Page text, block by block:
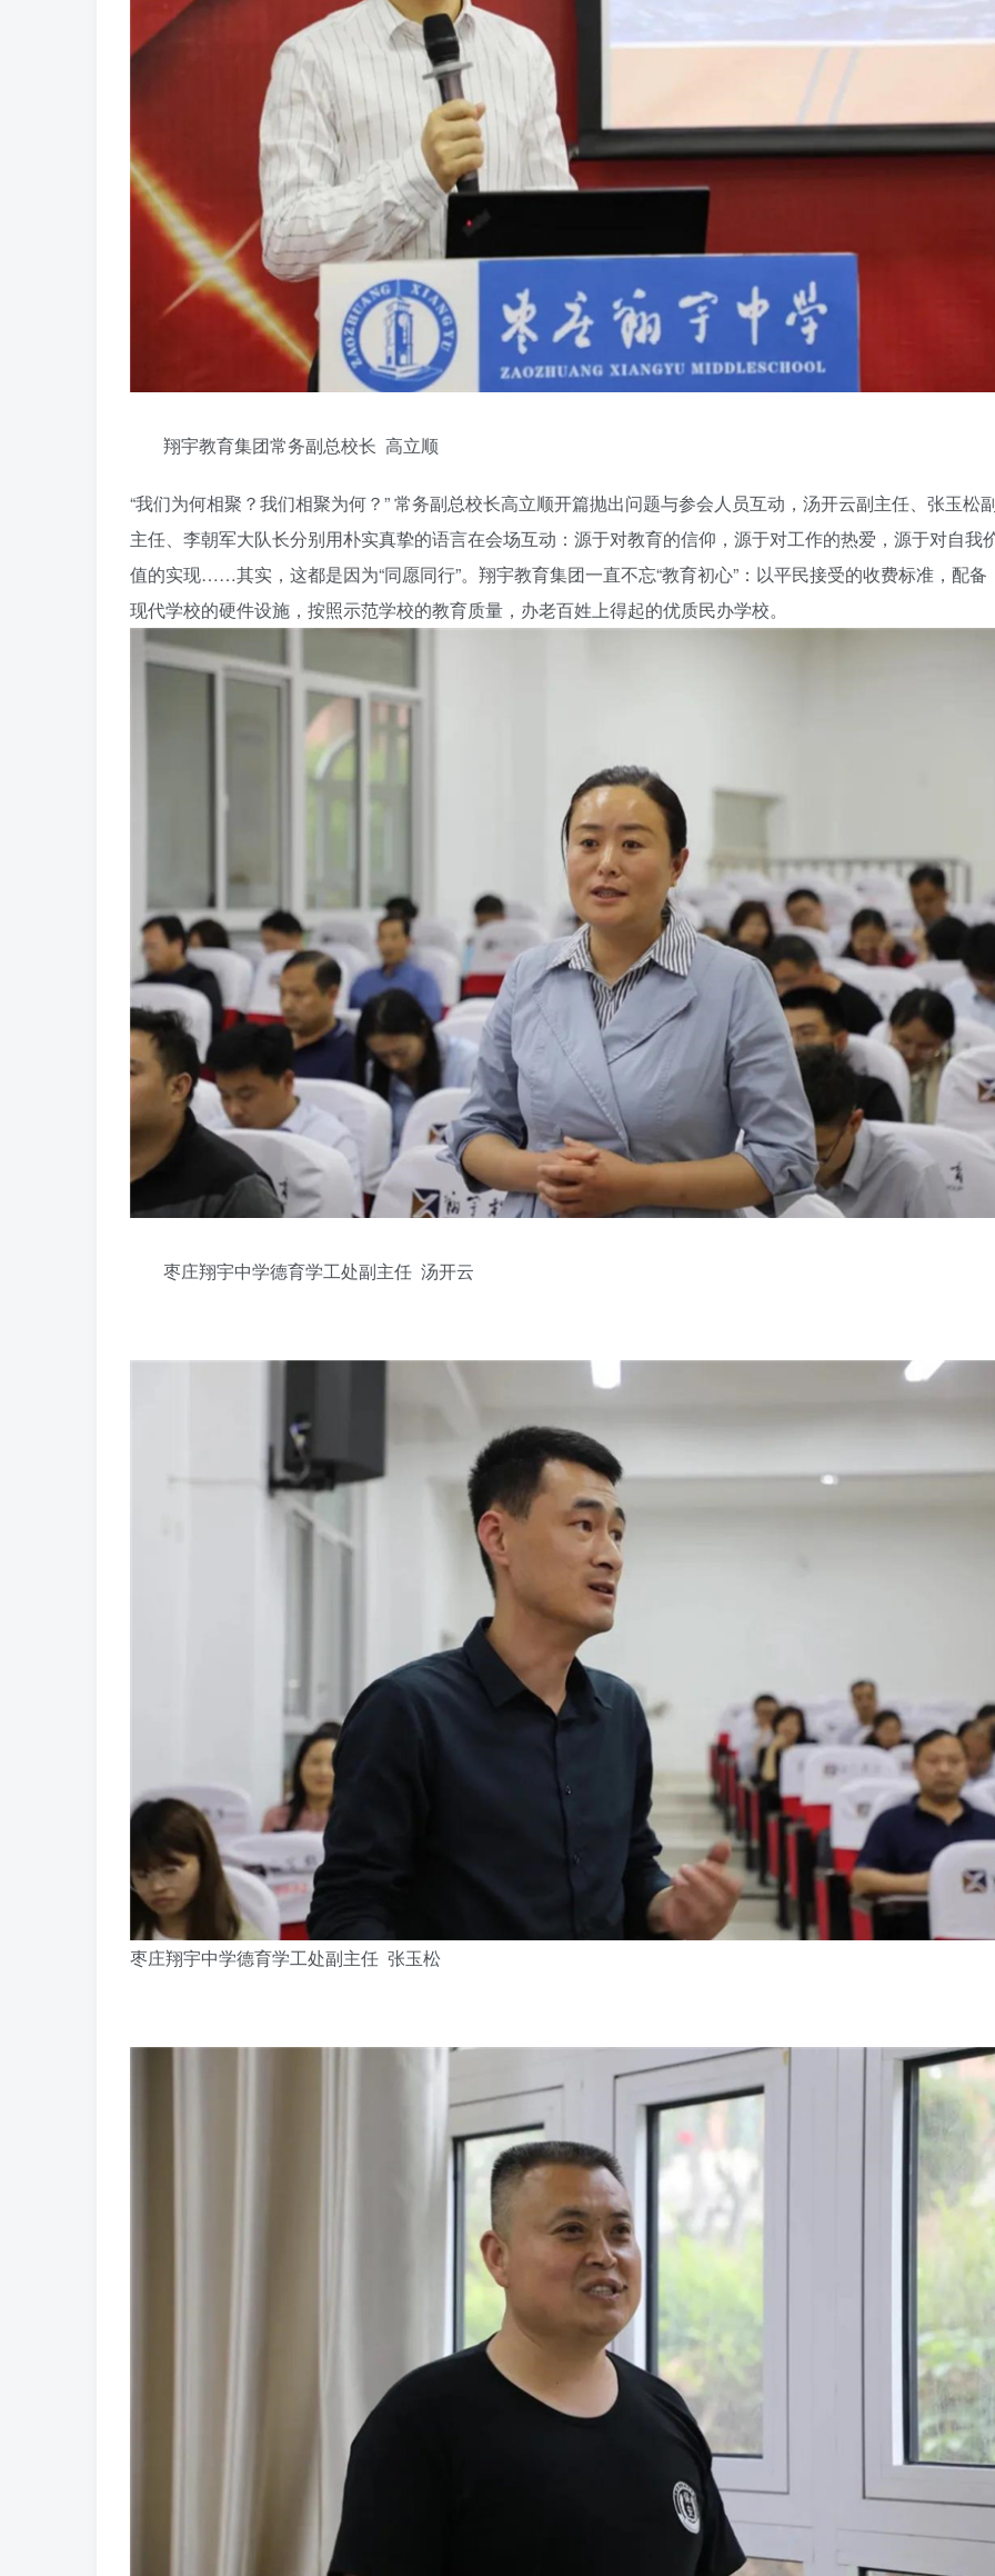
翔宇教育集团常务副总校长 高立顺
“我们为何相聚？我们相聚为何？” 常务副总校长高立顺开篇抛出问题与参会人员互动，汤开云副主任、张玉松
主任、李朝军大队长分别用朴实真挚的语言在会场互动：源于对教育的信仰，源于对工作的热爱，源于对自我
值的实现……其实，这都是因为“同愿同行”。翔宇教育集团一直不忘“教育初心”：以平民接受的收费标准，配备
现代学校的硬件设施，按照示范学校的教育质量，办老百姓上得起的优质民办学校。
枣庄翔宇中学德育学工处副主任 汤开云
枣庄翔宇中学德育学工处副主任 张玉松